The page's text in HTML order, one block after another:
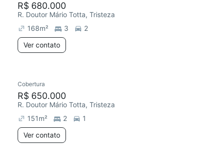
R$ 680.000
R. Doutor Mário Totta, Tristeza
168m² 3
2
Ver contato
Cobertura
R$ 650.000
R. Doutor Mário Totta, Tristeza
151m² 2
1
Ver contato